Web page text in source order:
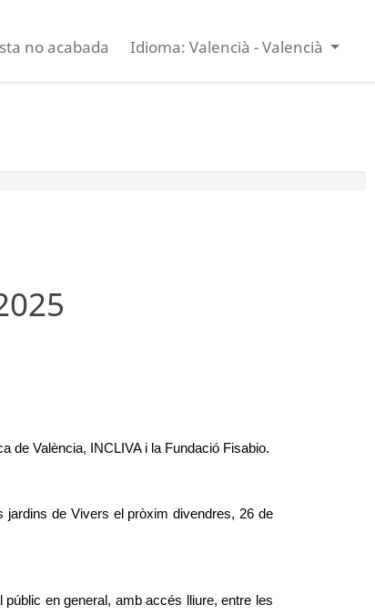
no acabada Idioma: Valencià - Valencià
de València, INCLIVA i la Fundació Fisabio.
jardins de Vivers el pròxim divendres, 26 de
en general, amb accés lliure, entre les